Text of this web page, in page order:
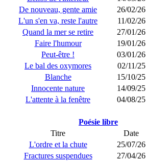
De nouveau, gente amie
26/02/26
L'un s'en va, reste l'autre
11/02/26
Quand la mer se retire
27/01/26
Faire l'humour
19/01/26
Peut-être !
03/01/26
Le bal des oxymores
02/11/25
Blanche
15/10/25
Innocente nature
14/09/25
L'attente à la fenêtre
04/08/25
Poésie libre
Titre
Date
L'ordre et la chute
25/07/26
Fractures suspendues
27/04/26